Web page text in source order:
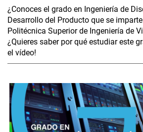
¿Conoces el grado en Ingeniería de
Desarrollo del Producto que se
Politécnica Superior de Ingeniería de
¿Quieres saber por qué estudiar este
el vídeo!